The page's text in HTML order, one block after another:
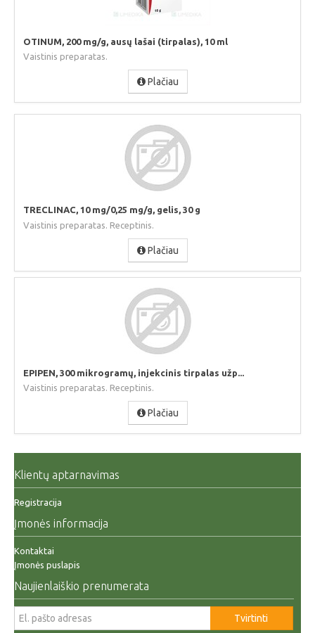
OTINUM, 200 mg/g, ausų lašai (tirpalas), 10 ml
Vaistinis preparatas.
Plačiau
TRECLINAC, 10 mg/0,25 mg/g, gelis, 30 g
Vaistinis preparatas. Receptinis.
Plačiau
EPIPEN, 300 mikrogramų, injekcinis tirpalas užp...
Vaistinis preparatas. Receptinis.
Plačiau
Klientų aptarnavimas
Registracija
Įmonės informacija
Kontaktai
Įmonės puslapis
Naujienlaiškio prenumerata
Tvirtinti